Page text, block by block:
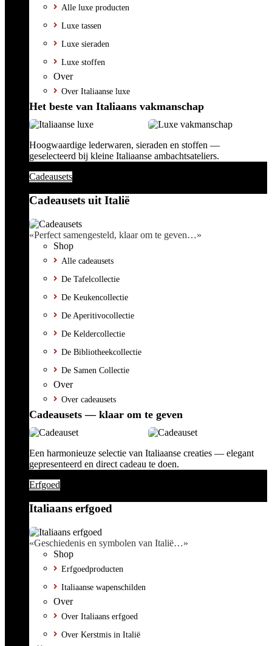
Alle luxe producten
Luxe tassen
Luxe sieraden
Luxe stoffen
Over
Over Italiaanse luxe
Het beste van Italiaans vakmanschap
Hoogwaardige lederwaren, sieraden en stoffen —
geselecteerd bij kleine Italiaanse ambachtsateliers.
Cadeausets
Cadeausets uit Italië
«Perfect samengesteld, klaar om te geven…»
Shop
Alle cadeausets
De Tafelcollectie
De Keukencollectie
De Aperitivocollectie
De Keldercollectie
De Bibliotheekcollectie
De Samen Collectie
Over
Over cadeausets
Cadeausets — klaar om te geven
Een harmonieuze selectie van Italiaanse creaties — elegant
gepresenteerd en direct cadeau te doen.
Erfgoed
Italiaans erfgoed
«Geschiedenis en symbolen van Italië…»
Shop
Erfgoedproducten
Italiaanse wapenschilden
Over
Over Italiaans erfgoed
Over Kerstmis in Italië